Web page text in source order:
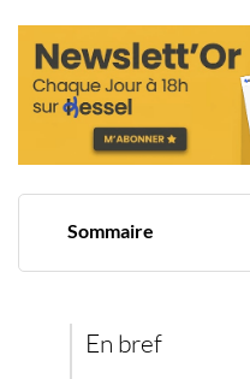
Sommaire
Semaine chargée sur
Se protéger quand la
En bref